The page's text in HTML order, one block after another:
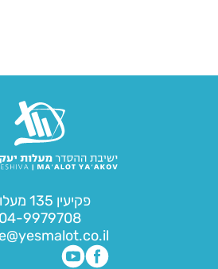
פקיעין 135 מעלות
04-9979708